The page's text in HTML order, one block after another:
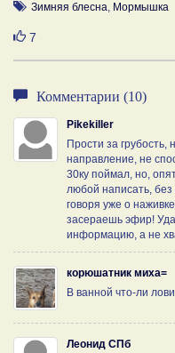
Зимняя блесна Мормышка
Нравится
7
Комментарии (10)
Pikekiller
Прости за
направление, не
30ку поймал, но,
любой написать,
говоря уже о
засераешь эфир!
информацию, а не
корюшатник миха=
В ванной что-ли
Леонид СПб